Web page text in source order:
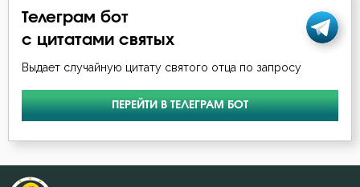
Деньги
Друг
Духовная жизнь
Душа
Телеграм бот
с цитатами святых
Выдает случайную цитату святого отца по запросу
ПЕРЕЙТИ В ТЕЛЕГРАМ БОТ